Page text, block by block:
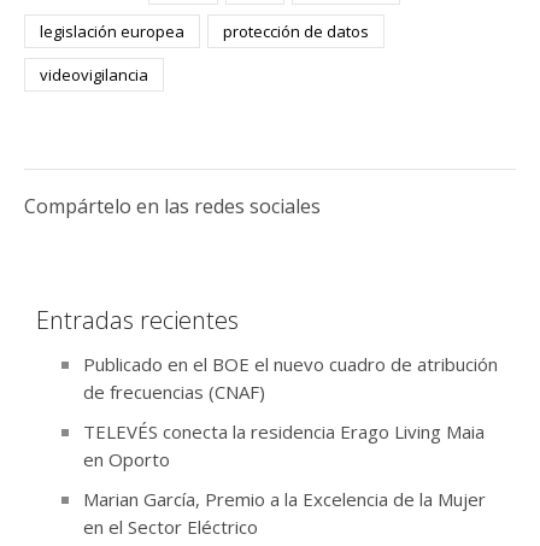
legislación europea
protección de datos
videovigilancia
Compártelo en las redes sociales
Entradas recientes
Publicado en el BOE el nuevo cuadro de atribución
de frecuencias (CNAF)
TELEVÉS conecta la residencia Erago Living Maia
en Oporto
Marian García, Premio a la Excelencia de la Mujer
en el Sector Eléctrico